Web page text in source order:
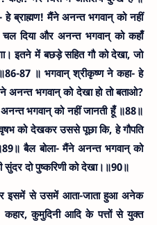
ब्राह्मण! मैंने अनन्त भगवान् को नहीं
दिया और अनन्त भगवान् को कहाँ
इतने में बछड़े सहित गौ को देखा, जो
87 ॥ भगवान् श्रीकृष्ण ने कहा- हे
अनन्त भगवान् को देखा हो तो बताओ?
भगवान् को नहीं जानती हूँ ॥88॥
को देखकर उससे पूछा कि, हे गौपति
बैल बोला- मैंने अनन्त भगवान् को
दो पुष्करिणी को देखा।॥90॥
इसमें से उसमें आता-जाता हुआ अनेक
कुमुदिनी आदि के पत्तों से युक्त